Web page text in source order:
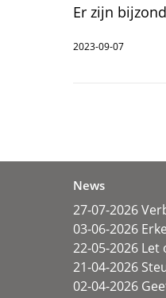
Er zijn
2023-09-07
News
27-07-2026
03-06-2026
22-05-2026
21-04-2026
02-04-2026